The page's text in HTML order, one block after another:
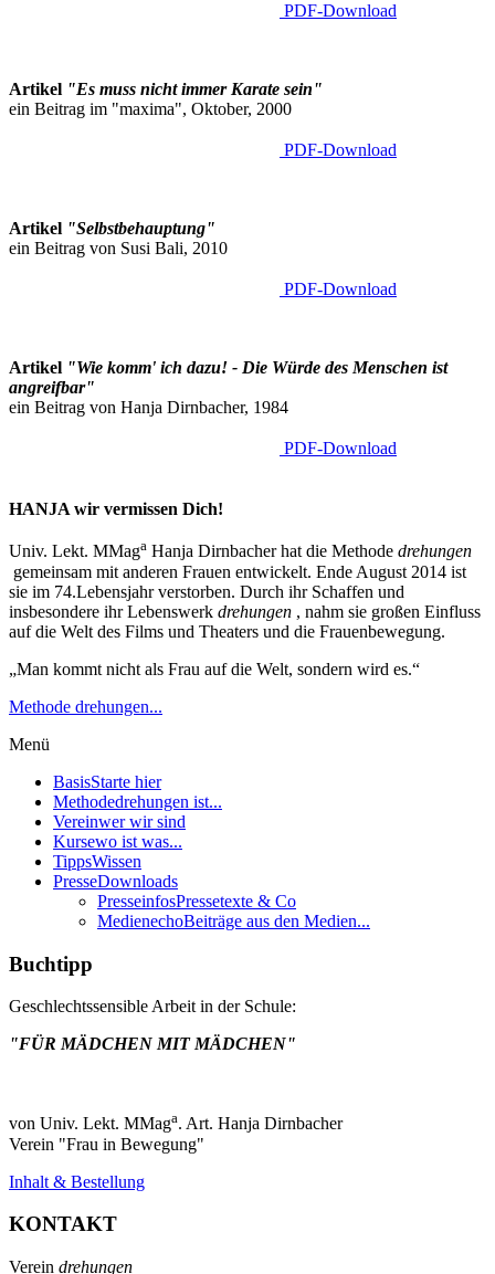
PDF-Download
Artikel "Es muss nicht immer Karate sein"
ein Beitrag im "maxima", Oktober, 2000
PDF-Download
Artikel "Selbstbehauptung"
ein Beitrag von Susi Bali, 2010
PDF-Download
Artikel "Wie komm' ich dazu! - Die Würde des Menschen ist
angreifbar"
ein Beitrag von Hanja Dirnbacher, 1984
PDF-Download
HANJA wir vermissen Dich!
Univ. Lekt. MMaga Hanja Dirnbacher hat die Methode drehungen
gemeinsam mit anderen Frauen entwickelt. Ende August 2014 ist
sie im 74.Lebensjahr verstorben. Durch ihr Schaffen und
insbesondere ihr Lebenswerk drehungen , nahm sie großen Einfluss
auf die Welt des Films und Theaters und die Frauenbewegung.
„Man kommt nicht als Frau auf die Welt, sondern wird es.“
Methode drehungen...
Menü
BasisStarte hier
Methodedrehungen ist...
Vereinwer wir sind
Kursewo ist was...
TippsWissen
PresseDownloads
PresseinfosPressetexte & Co
MedienechoBeiträge aus den Medien...
Buchtipp
Geschlechtssensible Arbeit in der Schule:
"FÜR MÄDCHEN MIT MÄDCHEN"
von Univ. Lekt. MMaga. Art. Hanja Dirnbacher
Verein "Frau in Bewegung"
Inhalt & Bestellung
KONTAKT
Verein drehungen